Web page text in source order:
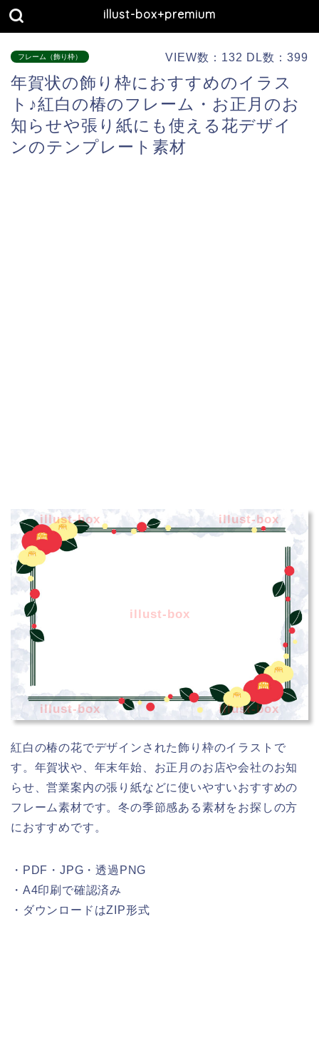
illust-box+premium
フレーム（飾り枠） VIEW数：132 DL数：399
年賀状の飾り枠におすすめのイラス
ト♪紅白の椿のフレーム・お正月のお
知らせや張り紙にも使える花デザイ
ンのテンプレート素材
illust-box
illust-box illust-box
illust-box illust-box
紅白の椿の花でデザインされた飾り枠のイラストで
す。年賀状や、年末年始、お正月のお店や会社のお知
らせ、営業案内の張り紙などに使いやすいおすすめの
フレーム素材です。冬の季節感ある素材をお探しの方
におすすめです。
・PDF・JPG・透過PNG
・A4印刷で確認済み
・ダウンロードはZIP形式